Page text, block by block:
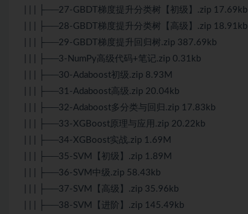
| | | ├──27-GBDT梯度提升分类树【初级】.zip 17.69kb
| | | ├──28-GBDT梯度提升分类树【高级】.zip 18.91kb
| | | ├──29-GBDT梯度提升回归树.zip 387.69kb
| | | ├──3-NumPy高级代码+笔记.zip 0.31kb
| | | ├──30-Adaboost初级.zip 8.93M
| | | ├──31-Adaboost高级.zip 20.04kb
| | | ├──32-Adaboost多分类与回归.zip 17.83kb
| | | ├──33-XGBoost原理与应用.zip 20.22kb
| | | ├──34-XGBoost实战.zip 1.69M
| | | ├──35-SVM【初级】.zip 1.89M
| | | ├──36-SVM中级.zip 58.43kb
| | | ├──37-SVM【高级】.zip 35.96kb
| | | ├──38-SVM【进阶】.zip 145.49kb